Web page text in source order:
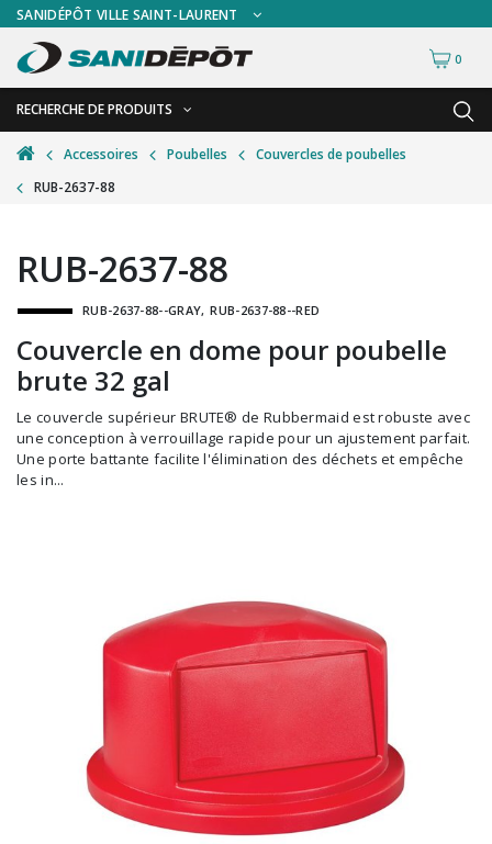
SANIDÉPÔT VILLE SAINT-LAURENT
0
RECHERCHE DE PRODUITS
RETOUR
Accessoires de sécurité
Accessoires pour le lavage de mur
Accessoires pour salles de bain
Alimentaire
Autres accessoires
Balais et porte-poussières
Bouteilles et vaporisateurs
Distributrices et supports
Grattoirs, moutons et racloirs pour vitres/planchers
Hygiène personnelle
Microfibres et linges divers
RETOUR
Gants
Plexiglas
Signalisations
Test de diagnostic
Thermomètre
Vêtements de sécurité
Accessoires Poubelles
Couvercles de poubelles
RUB-2637-88
RUB-2637-88
RUB-2637-88--GRAY RUB-2637-88--RED
Couvercle en dome pour poubelle
brute 32 gal
Le couvercle supérieur BRUTE® de Rubbermaid est robuste avec
une conception à verrouillage rapide pour un ajustement parfait.
Une porte battante facilite l'élimination des déchets et empêche
les in...